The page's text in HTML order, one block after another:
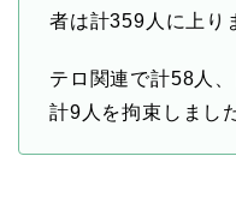
者は計359人に上り
テロ関連で計58人
計9人を拘束しまし